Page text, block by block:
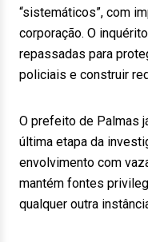
“sistemáticos”, com
corporação. O
repassadas para
policiais e construir
O prefeito de Palmas
última etapa da
envolvimento com
mantém fontes
qualquer outra